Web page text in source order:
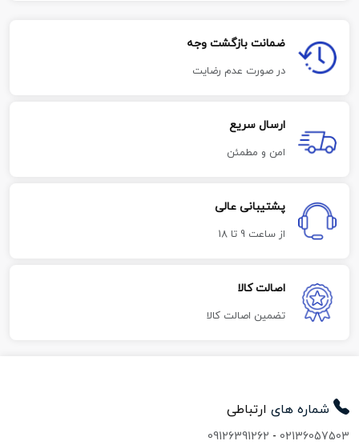
ضمانت بازگشت وجه
در صورت عدم رضایت
ارسال سریع
امن و مطمئن
پشتیبانی عالی
از ساعت 9 تا 18
اصالت کالا
تضمین اصالت کالا
شماره های ارتباطی
02136057503
-
09126391262